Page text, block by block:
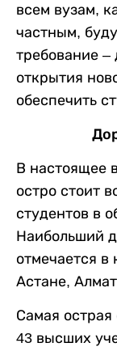
всем вузам,
частным,
требование –
открытия
обеспечить
В настоящее
остро стоит
студентов в
Наибольший
отмечается в
Астане,
Самая
43 высших